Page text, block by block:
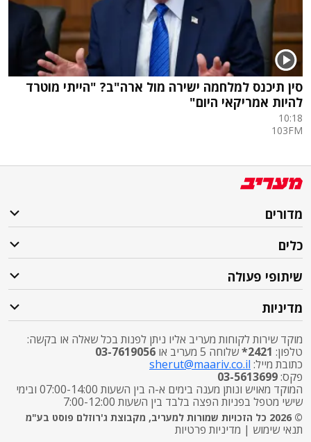
סין תיכנס למלחמה ישירה מול ארה"ב? "הייתי מוטרד
להיות אמריקאי היום"
10:18
103FM
מדורים
כלים
שיתופי פעולה
מדיניות
מוקד שירות לקוחות מעריב אליו ניתן לפנות בכל שאלה או בקשה:
טלפון: 2421* שלוחה 5 מעריב או
03-7619056
כתובת מייל: sherut@maariv.co.il
פקס:03-5613699
המוקד מאויש ונותן מענה בימים א-ה בין השעות 07:00-14:00 ובימי
שישי מטפל בפניות הפצה בלבד בין השעות 7:00-12:00
© 2026 כל הזכויות שמורות למעריב, מקבוצת ג'רוזלם פוסט בע"מ
תנאי שימוש | מדיניות פרטיות